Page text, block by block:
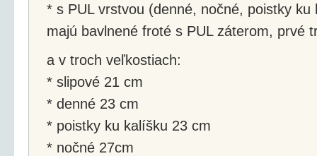
* s PUL vrstvou (denné, nočné, poistky
majú bavlnené froté s PUL záterom, prvé
a v troch veľkostiach:
* slipové 21 cm
* denné 23 cm
* poistky ku kalíšku 23 cm
* nočné 27cm